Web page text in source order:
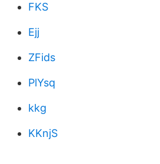
FKS
Ejj
ZFids
PlYsq
kkg
KKnjS